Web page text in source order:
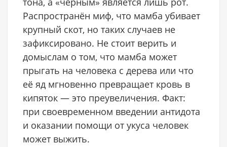
Распространён миф, что мамба убивает
крупный скот, но таких случаев не
зафиксировано. Не стоит верить и
домыслам о том, что мамба может
прыгать на человека с дерева или что
её яд мгновенно превращает кровь в
кипяток — это преувеличения. Факт:
при своевременном введении антидота
и оказании помощи от укуса человек
может выжить.